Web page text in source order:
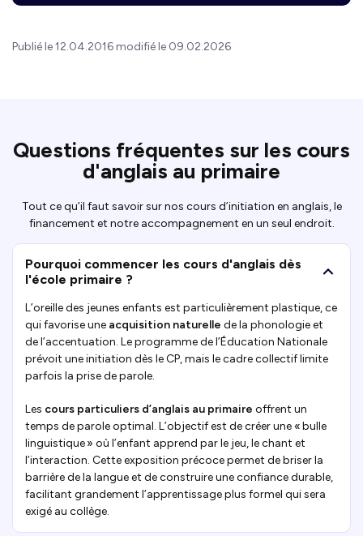
Publié le 12.04.2016 modifié le 09.02.2026
Questions fréquentes sur les cours
d'anglais au primaire
Tout ce qu’il faut savoir sur nos cours d’initiation en anglais, le
financement et notre accompagnement en un seul endroit.
Pourquoi commencer les cours d'anglais dès
l'école primaire ?
L’oreille des jeunes enfants est particulièrement plastique, ce
qui favorise une acquisition naturelle de la phonologie et
de l’accentuation. Le programme de l’Éducation Nationale
prévoit une initiation dès le CP, mais le cadre collectif limite
parfois la prise de parole.
Les cours particuliers d’anglais au primaire offrent un
temps de parole optimal. L’objectif est de créer une « bulle
linguistique » où l’enfant apprend par le jeu, le chant et
l’interaction. Cette exposition précoce permet de briser la
barrière de la langue et de construire une confiance durable,
facilitant grandement l’apprentissage plus formel qui sera
exigé au collège.